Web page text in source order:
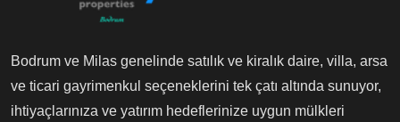
Bodrum ve Milas genelinde satılık ve kiralık daire, villa, arsa
ve ticari gayrimenkul seçeneklerini tek çatı altında sunuyor,
ihtiyaçlarınıza ve yatırım hedeflerinize uygun mülkleri